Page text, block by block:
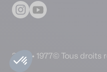
2026 • 1977© Tous droits